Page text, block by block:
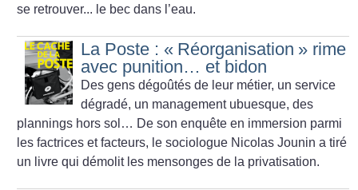
se retrouver... le bec dans l’eau.
La Poste : « Réorganisation » rime
avec punition… et bidon
Des gens dégoûtés de leur métier, un service
dégradé, un management ubuesque, des
plannings hors sol… De son enquête en immersion parmi
les factrices et facteurs, le sociologue Nicolas Jounin a tiré
un livre qui démolit les mensonges de la privatisation.